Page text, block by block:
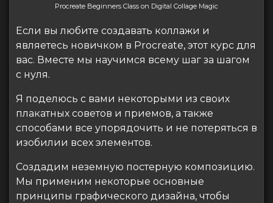
Procreate Beginners Class on Digital Collage Magic
Если вы любите создавать коллажи и
являетесь новичком в Procreate, этот курс для
вас. Вместе мы научимся всему шаг за шагом
с нуля.
Я поделюсь с вами некоторыми из своих
плакатных советов и приемов, а также
способами все упорядочить и не потеряться в
изобилии всех элементов.
Создадим неземную постерную композицию.
Мы применим некоторые основные
принципы графического дизайна, чтобы